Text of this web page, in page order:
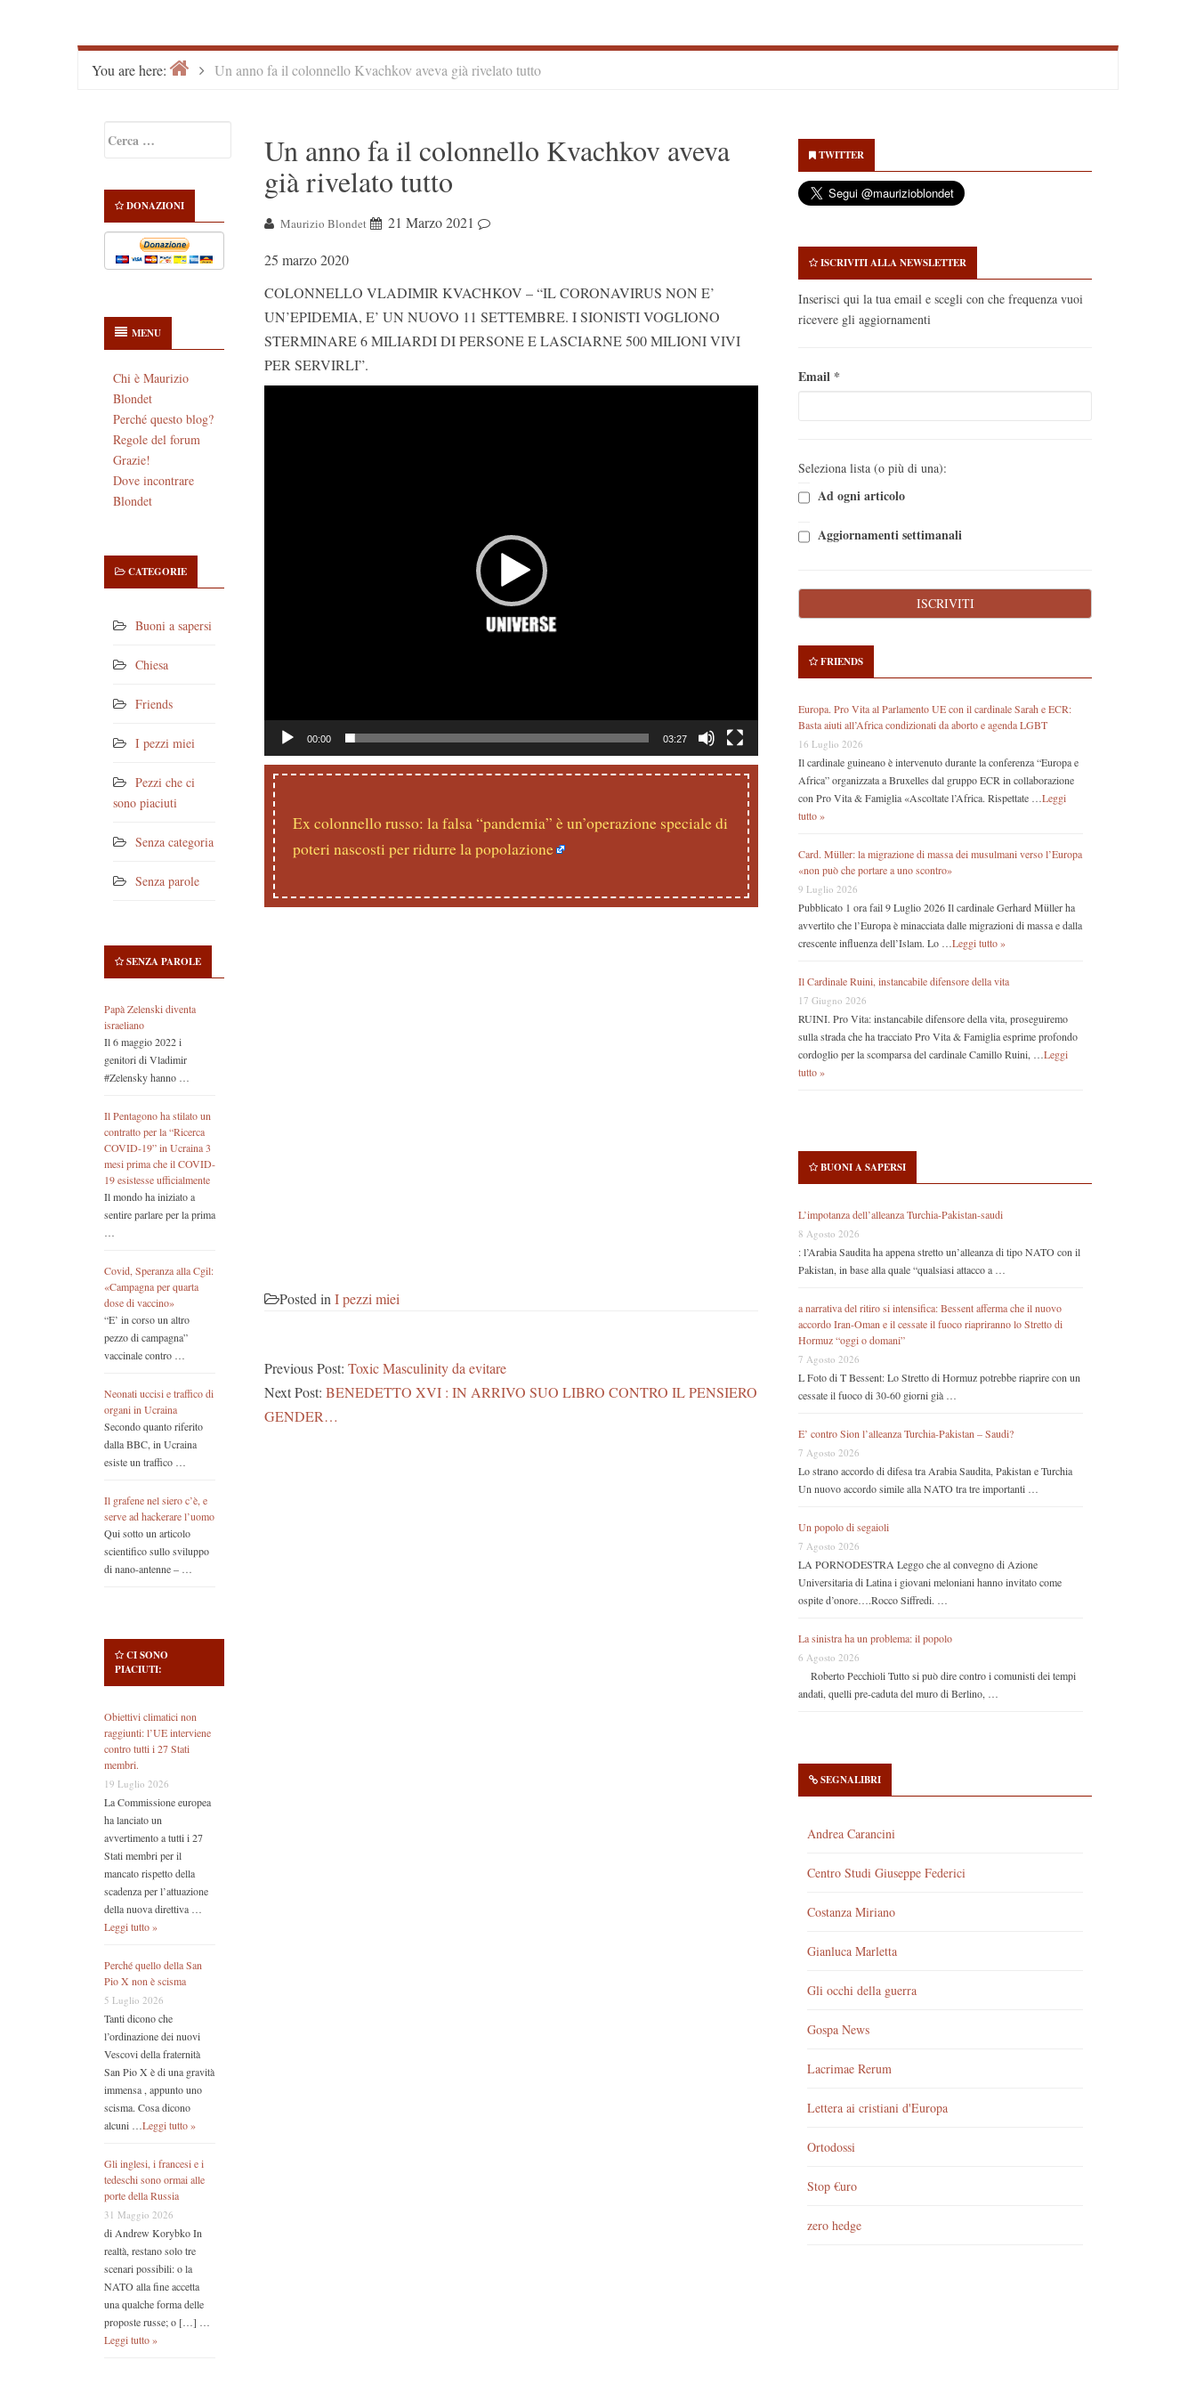
You are here: HomeUn anno fa il colonnello Kvachkov aveva già rivelato tutto
Sidebar
per:
DONAZIONI
MENU
Chi è Maurizio
Blondet
Perché questo blog?
Regole del forum
Grazie!
Dove incontrare
Blondet
CATEGORIE
Buoni a sapersi
Chiesa
Friends
I pezzi miei
Pezzi che ci
sono piaciuti
Senza categoria
Senza parole
SENZA PAROLE
Papà Zelenski diventa
israeliano
Il 6 maggio 2022 i
genitori di Vladimir
#Zelensky hanno …
Il Pentagono ha stilato un
contratto per la “Ricerca
COVID-19” in Ucraina 3
mesi prima che il COVID-
19 esistesse ufficialmente
Il mondo ha iniziato a
sentire parlare per la prima
…
Covid, Speranza alla Cgil:
«Campagna per quarta
dose di vaccino»
“E’ in corso un altro
pezzo di campagna”
vaccinale contro …
Neonati uccisi e traffico di
organi in Ucraina
Secondo quanto riferito
dalla BBC, in Ucraina
esiste un traffico …
Il grafene nel siero c’è, e
serve ad hackerare l’uomo
Qui sotto un articolo
scientifico sullo sviluppo
di nano-antenne – …
CI SONO
PIACIUTI:
Obiettivi climatici non
raggiunti: l’UE interviene
contro tutti i 27 Stati
membri.
19 Luglio 2026
La Commissione europea
ha lanciato un
avvertimento a tutti i 27
Stati membri per il
mancato rispetto della
scadenza per l’attuazione
della nuova direttiva …
Leggi tutto »
Perché quello della San
Pio X non è scisma
5 Luglio 2026
Tanti dicono che
l’ordinazione dei nuovi
Vescovi della fraternità
San Pio X è di una gravità
immensa , appunto uno
scisma. Cosa dicono
alcuni …Leggi tutto »
Gli inglesi, i francesi e i
tedeschi sono ormai alle
porte della Russia
31 Maggio 2026
di Andrew Korybko In
realtà, restano solo tre
scenari possibili: o la
NATO alla fine accetta
una qualche forma delle
proposte russe; o […] …
Leggi tutto »
Un anno fa il colonnello Kvachkov aveva
già rivelato tutto
Maurizio Blondet
21 Marzo 2021
25 marzo 2020
COLONNELLO VLADIMIR KVACHKOV – “IL CORONAVIRUS NON E’
UN’EPIDEMIA, E’ UN NUOVO 11 SETTEMBRE. I SIONISTI VOGLIONO
STERMINARE 6 MILIARDI DI PERSONE E LASCIARNE 500 MILIONI VIVI
PER SERVIRLI”.
00:00 03:27
Ex colonnello russo: la falsa “pandemia” è un’operazione speciale di
poteri nascosti per ridurre la popolazione
Posted inI pezzi miei
Previous Post: Toxic Masculinity da evitare
Next Post: BENEDETTO XVI : IN ARRIVO SUO LIBRO CONTRO IL PENSIERO
GENDER…
Sidebar
TWITTER
ISCRIVITI ALLA NEWSLETTER
Inserisci qui la tua email e scegli con che frequenza vuoi
ricevere gli aggiornamenti
Email *
Seleziona lista (o più di una):
Ad ogni articolo
Aggiornamenti settimanali
FRIENDS
Europa. Pro Vita al Parlamento UE con il cardinale Sarah e ECR:
Basta aiuti all’Africa condizionati da aborto e agenda LGBT
16 Luglio 2026
Il cardinale guineano è intervenuto durante la conferenza “Europa e
Africa” organizzata a Bruxelles dal gruppo ECR in collaborazione
con Pro Vita & Famiglia «Ascoltate l’Africa. Rispettate … Leggi
tutto »
Card. Müller: la migrazione di massa dei musulmani verso l’Europa
«non può che portare a uno scontro»
9 Luglio 2026
Pubblicato 1 ora fail 9 Luglio 2026 Il cardinale Gerhard Müller ha
avvertito che l’Europa è minacciata dalle migrazioni di massa e dalla
crescente influenza dell’Islam. Lo … Leggi tutto »
Il Cardinale Ruini, instancabile difensore della vita
17 Giugno 2026
RUINI. Pro Vita: instancabile difensore della vita, proseguiremo
sulla strada che ha tracciato Pro Vita & Famiglia esprime profondo
cordoglio per la scomparsa del cardinale Camillo Ruini, … Leggi
tutto »
BUONI A SAPERSI
L’impotanza dell’alleanza Turchia-Pakistan-saudi
8 Agosto 2026
: l’Arabia Saudita ha appena stretto un’alleanza di tipo NATO con il
Pakistan, in base alla quale “qualsiasi attacco a …
a narrativa del ritiro si intensifica: Bessent afferma che il nuovo
accordo Iran-Oman e il cessate il fuoco riapriranno lo Stretto di
Hormuz “oggi o domani”
7 Agosto 2026
L Foto di T Bessent: Lo Stretto di Hormuz potrebbe riaprire con un
cessate il fuoco di 30-60 giorni già …
E’ contro Sion l’alleanza Turchia-Pakistan – Saudi?
7 Agosto 2026
Lo strano accordo di difesa tra Arabia Saudita, Pakistan e Turchia
Un nuovo accordo simile alla NATO tra tre importanti …
Un popolo di segaioli
7 Agosto 2026
LA PORNODESTRA Leggo che al convegno di Azione
Universitaria di Latina i giovani meloniani hanno invitato come
ospite d’onore….Rocco Siffredi. …
La sinistra ha un problema: il popolo
6 Agosto 2026
Roberto Pecchioli Tutto si può dire contro i comunisti dei tempi
andati, quelli pre-caduta del muro di Berlino, …
SEGNALIBRI
Andrea Carancini
Centro Studi Giuseppe Federici
Costanza Miriano
Gianluca Marletta
Gli occhi della guerra
Gospa News
Lacrimae Rerum
Lettera ai cristiani d'Europa
Ortodossi
Stop €uro
zero hedge